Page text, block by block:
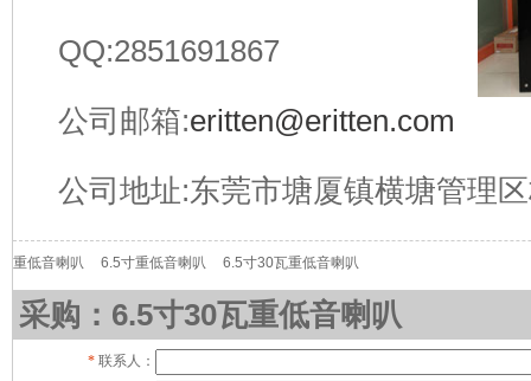
QQ:2851691867
公司邮箱:eritten@eritten.com
公司地址:东莞市塘厦镇横塘管理
重低音喇叭 6.5寸重低音喇叭 6.5寸30瓦重低音喇叭
采购：6.5寸30瓦重低音喇叭
* 联系人：